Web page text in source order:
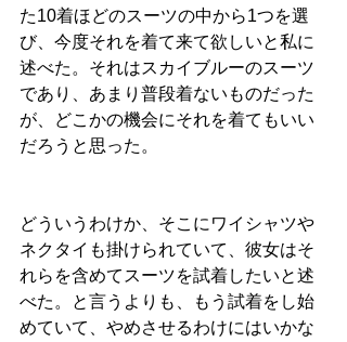
た10着ほどのスーツの中から1つを選
び、今度それを着て来て欲しいと私に
述べた。それはスカイブルーのスーツ
であり、あまり普段着ないものだった
が、どこかの機会にそれを着てもいい
だろうと思った。
どういうわけか、そこにワイシャツや
ネクタイも掛けられていて、彼女はそ
れらを含めてスーツを試着したいと述
べた。と言うよりも、もう試着をし始
めていて、やめさせるわけにはいかな